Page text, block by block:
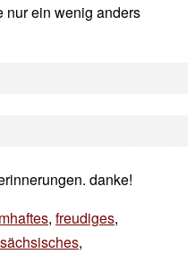
nur ein wenig anders
danke!
, freudiges,
sächsisches,